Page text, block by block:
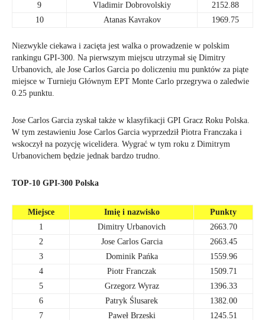
9
Vladimir Dobrovolskiy
2152.88
10
Atanas Kavrakov 1969.75
Niezwykle ciekawa i zacięta jest walka o prowadzenie w polskim
rankingu GPI-300. Na pierwszym miejscu utrzymał się Dimitry
Urbanovich, ale Jose Carlos Garcia po doliczeniu mu punktów za piąte
miejsce w Turnieju Głównym EPT Monte Carlo przegrywa o zaledwie
0.25 punktu.
Jose Carlos Garcia zyskał także w klasyfikacji GPI Gracz Roku Polska.
W tym zestawieniu Jose Carlos Garcia wyprzedził Piotra Franczaka i
wskoczył na pozycję wicelidera. Wygrać w tym roku z Dimitrym
Urbanovichem będzie jednak bardzo trudno.
TOP-10 GPI-300 Polska
Miejsce Imię i nazwisko
Punkty
1
Dimitry Urbanovich
2663.70
2
Jose Carlos Garcia
2663.45
3
Dominik Pańka
1559.96
4
Piotr Franczak
1509.71
5
Grzegorz Wyraz
1396.33
6
Patryk Ślusarek
1382.00
7
Paweł Brzeski 1245.51